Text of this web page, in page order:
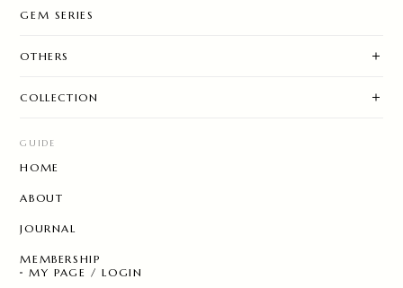
GEM SERIES
OTHERS
COLLECTION
GUIDE
HOME
ABOUT
JOURNAL
MEMBERSHIP
MY PAGE / LOGIN